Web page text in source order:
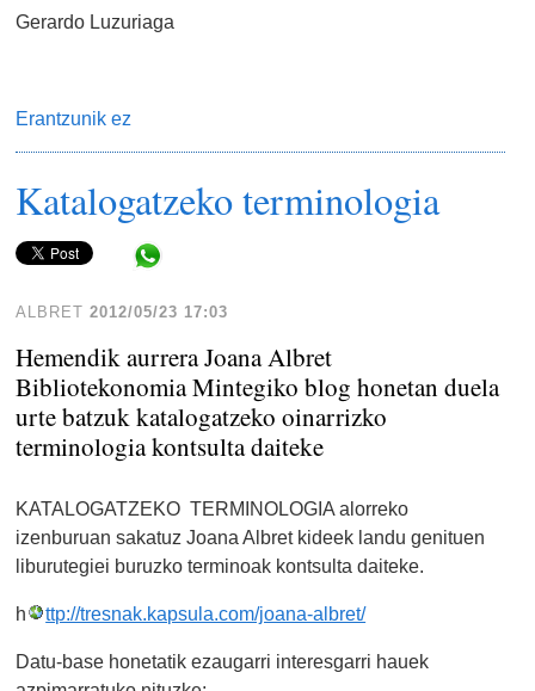
Gerardo Luzuriaga
Erantzunik ez
Katalogatzeko terminologia
ALBRET 2012/05/23 17:03
Hemendik aurrera Joana Albret
Bibliotekonomia Mintegiko blog honetan duela
urte batzuk katalogatzeko oinarrizko
terminologia kontsulta daiteke
KATALOGATZEKO TERMINOLOGIA alorreko
izenburuan sakatuz Joana Albret kideek landu genituen
liburutegiei buruzko terminoak kontsulta daiteke.
h ttp://tresnak.kapsula.com/joana-albret/
Datu-base honetatik ezaugarri interesgarri hauek